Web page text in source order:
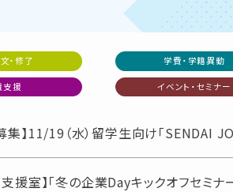
・修了 学費・学籍異動
支援 イベント・セミナー
集】11/19（水）留学生向け「SENDAI
支援室】「冬の企業Dayキックオフセミナ